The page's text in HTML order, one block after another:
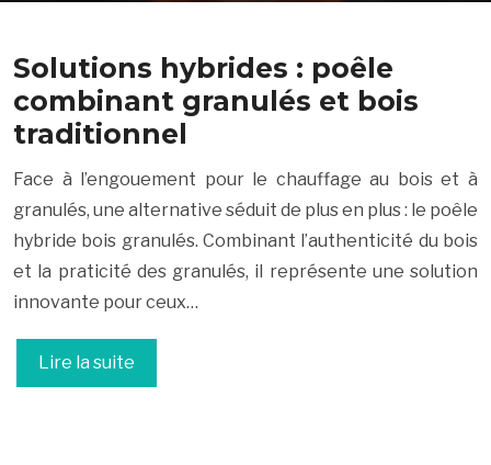
Solutions hybrides : poêle
combinant granulés et bois
traditionnel
Face à l’engouement pour le chauffage au bois et à
granulés, une alternative séduit de plus en plus : le poêle
hybride bois granulés. Combinant l’authenticité du bois
et la praticité des granulés, il représente une solution
innovante pour ceux…
Lire la suite